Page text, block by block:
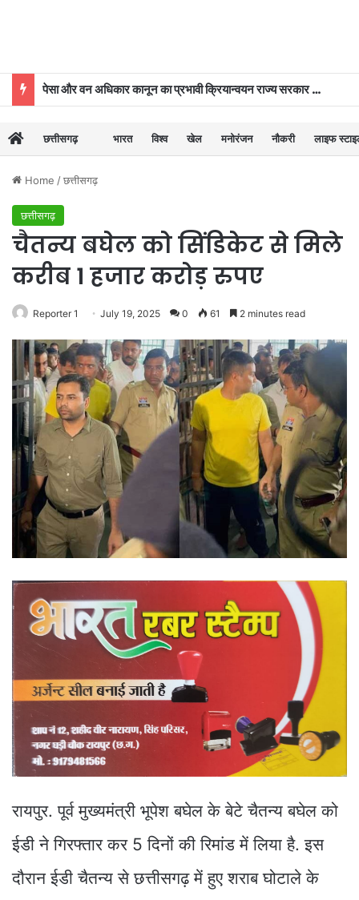
पेसा और वन अधिकार कानून का प्रभावी क्रियान्वयन राज्य सरकार की प्राथमिकताओं में शामिल : मुख्यमंत्री विष्णुदेव साय
छत्तीसगढ़ भारत विश्व खेल मनोरंजन नौकरी लाइफ
Home /छत्तीसगढ़
छत्तीसगढ़
चैतन्य बघेल को सिंडिकेट से मिले
करीब 1 हजार करोड़ रुपए
Reporter 1 July 19, 2025 0 61 2 minutes read
रायपुर. पूर्व मुख्यमंत्री भूपेश बघेल के बेटे चैतन्य बघेल को
ईडी ने गिरफ्तार कर 5 दिनों की रिमांड में लिया है. इस
दौरान ईडी चैतन्य से छत्तीसगढ़ में हुए शराब घोटाले के